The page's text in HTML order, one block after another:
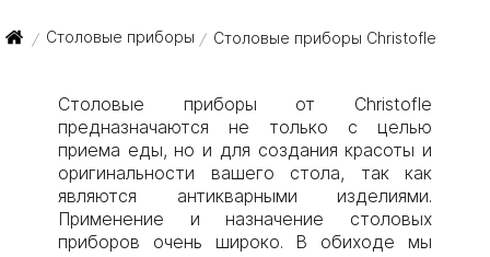
/ Столовые приборы / Столовые приборы Christofle
Столовые приборы от Christofle
предназначаются не только с целью
приема еды, но и для создания красоты и
оригинальности вашего стола, так как
являются антикварными изделиями.
Применение и назначение столовых
приборов очень широко. В обиходе мы